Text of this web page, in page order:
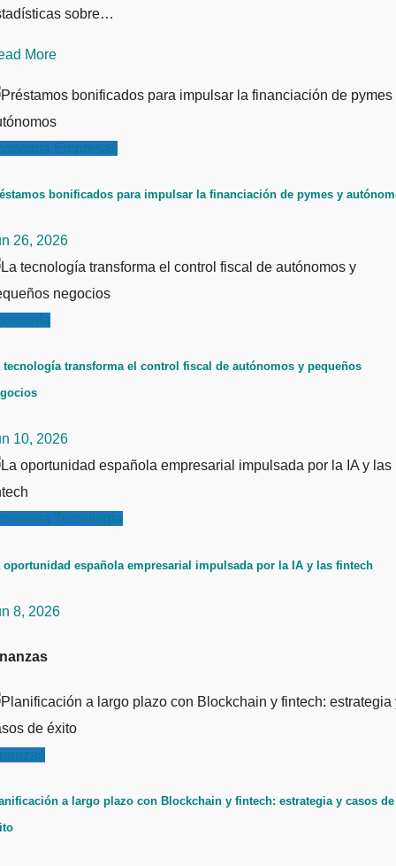
sobre…
More
Empresas
bonificados para impulsar la financiación de pymes y
26, 2026
tecnología transforma el control fiscal de autónomos y pequeños
10, 2026
Tecnología
oportunidad española empresarial impulsada por la IA y las fintech
8, 2026
a largo plazo con Blockchain y fintech: estrategia y casos de